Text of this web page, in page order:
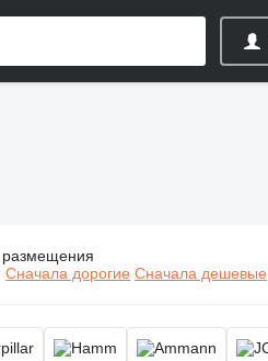
размещения
Сначала дорогие Сначала дешевые